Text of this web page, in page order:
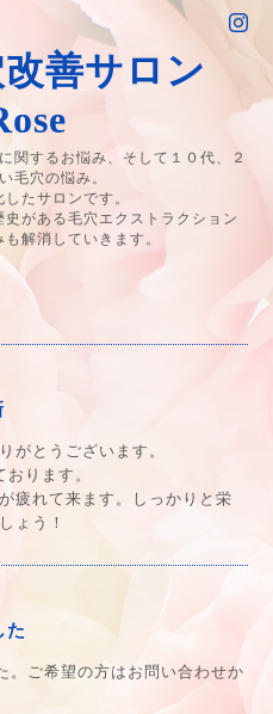
改善サロン
関するお悩み、そして１０代、２
毛穴の悩み。
たサロンです。
がある毛穴エクストラクション
解消していきます。
がとうございます。
ります。
疲れて来ます。しっかりと栄
ょう！
た
。ご希望の方はお問い合わせか